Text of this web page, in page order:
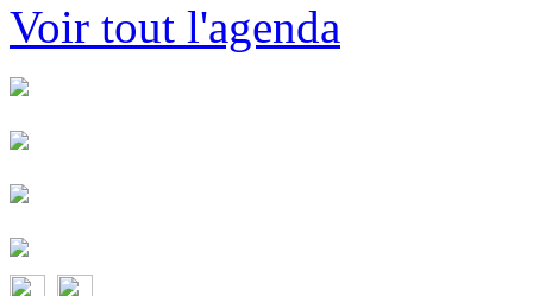
Voir tout l'agenda